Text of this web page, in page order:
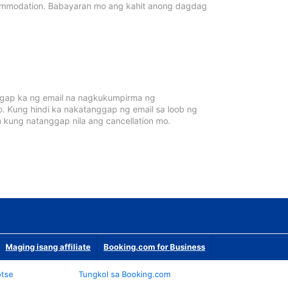
Babayaran mo ang kahit anong dagdag
ka ng email na nagkukumpirma ng
Kung hindi ka nakatanggap ng email sa loob ng
natanggap nila ang cancellation mo.
Maging isang affiliate Booking.com for Business
Tungkol sa Booking.com